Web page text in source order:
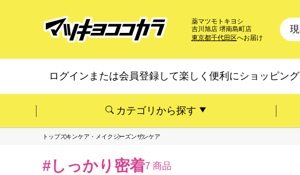
薬マツモトキヨシ
吉川旭店 堺南島町店
東京都千代田区へお届け
ログインまたは会員登録して楽しく便利にショッピング
カテゴリから探す
トップスキンケア・メイクシーズンサンケア
#しっかり密着7 商品